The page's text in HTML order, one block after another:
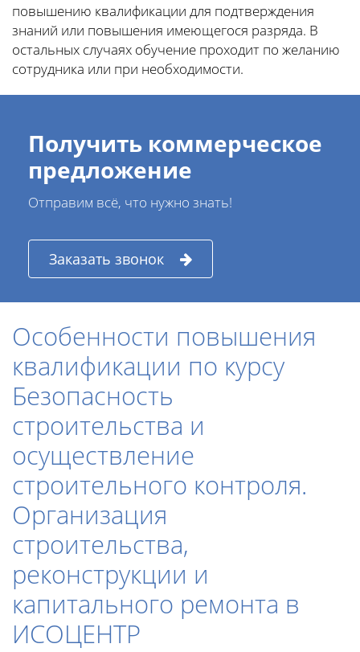
повышению квалификации для подтверждения
знаний или повышения имеющегося разряда. В
остальных случаях обучение проходит по желанию
сотрудника или при необходимости.
Получить коммерческое
предложение
Отправим всё, что нужно знать!
Заказать звонок
Особенности повышения
квалификации по курсу
Безопасность
строительства и
осуществление
строительного контроля.
Организация
строительства,
реконструкции и
капитального ремонта в
ИСОЦЕНТР